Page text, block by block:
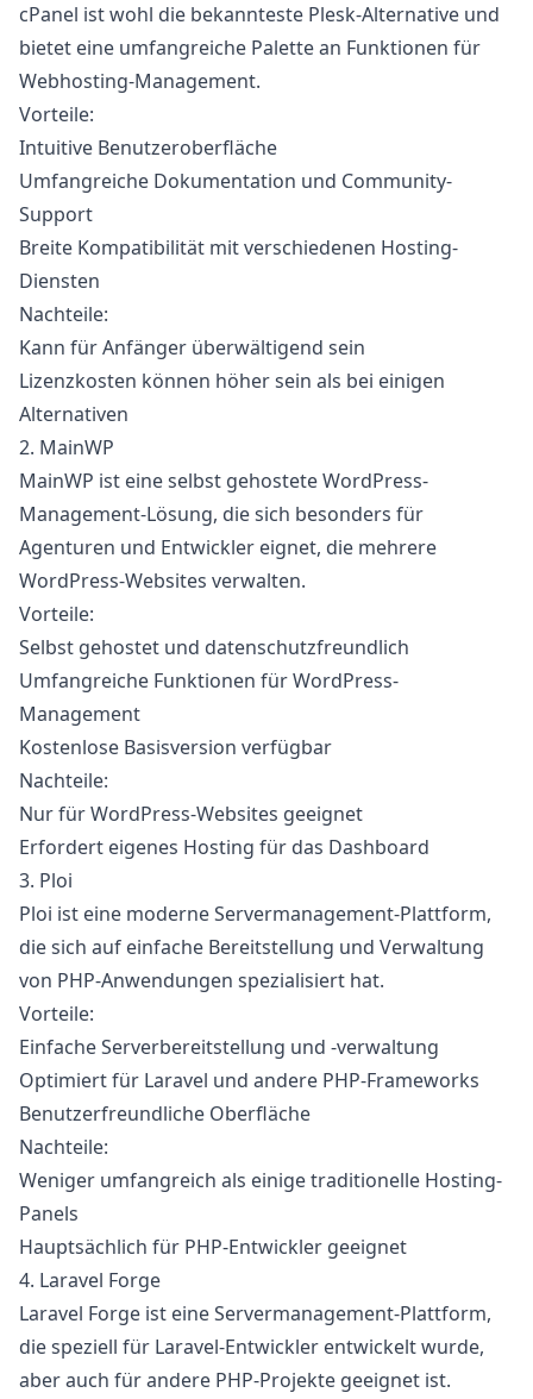
cPanel ist wohl die bekannteste Plesk-Alternative und
bietet eine umfangreiche Palette an Funktionen für
Webhosting-Management.
Vorteile:
Intuitive Benutzeroberfläche
Umfangreiche Dokumentation und Community-
Support
Breite Kompatibilität mit verschiedenen Hosting-
Diensten
Nachteile:
Kann für Anfänger überwältigend sein
Lizenzkosten können höher sein als bei einigen
Alternativen
2. MainWP
MainWP ist eine selbst gehostete WordPress-
Management-Lösung, die sich besonders für
Agenturen und Entwickler eignet, die mehrere
WordPress-Websites verwalten.
Vorteile:
Selbst gehostet und datenschutzfreundlich
Umfangreiche Funktionen für WordPress-
Management
Kostenlose Basisversion verfügbar
Nachteile:
Nur für WordPress-Websites geeignet
Erfordert eigenes Hosting für das Dashboard
3. Ploi
Ploi ist eine moderne Servermanagement-Plattform,
die sich auf einfache Bereitstellung und Verwaltung
von PHP-Anwendungen spezialisiert hat.
Vorteile:
Einfache Serverbereitstellung und -verwaltung
Optimiert für Laravel und andere PHP-Frameworks
Benutzerfreundliche Oberfläche
Nachteile:
Weniger umfangreich als einige traditionelle Hosting-
Panels
Hauptsächlich für PHP-Entwickler geeignet
4. Laravel Forge
Laravel Forge ist eine Servermanagement-Plattform,
die speziell für Laravel-Entwickler entwickelt wurde,
aber auch für andere PHP-Projekte geeignet ist.